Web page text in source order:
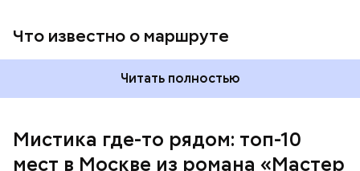
Что известно о маршруте
Читать полностью
Мистика где-то рядом: топ-10
мест в Москве из романа «Мастер
На данный момент квартира на Большой Садовой